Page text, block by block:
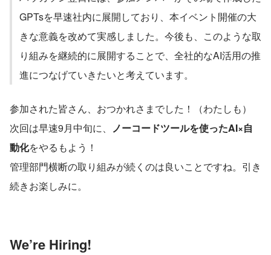
GPTsを早速社内に展開しており、本イベント開催の大
きな意義を改めて実感しました。今後も、このような取
り組みを継続的に展開することで、全社的なAI活用の推
進につなげていきたいと考えています。
参加された皆さん、おつかれさまでした！（わたしも）
次回は早速9月中旬に、 ノーコードツールを使ったAI×自
動化をやるもよう！
管理部門横断の取り組みが続くのは良いことですね。引き
続きお楽しみに。
We’re Hiring!